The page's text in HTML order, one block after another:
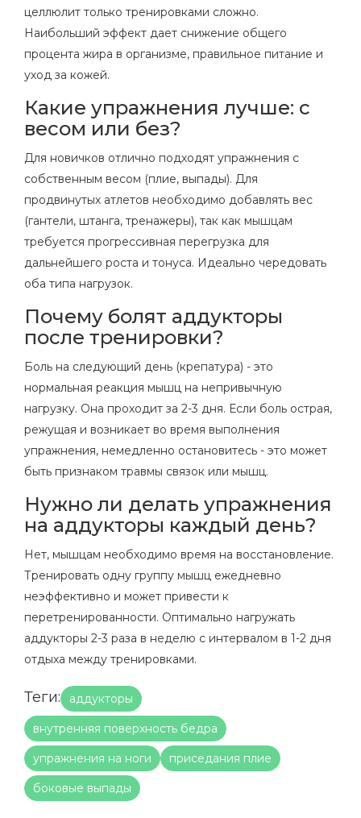
целлюлит только тренировками сложно.
Наибольший эффект дает снижение общего
процента жира в организме, правильное питание и
уход за кожей.
Какие упражнения лучше: с
весом или без?
Для новичков отлично подходят упражнения с
собственным весом (плие, выпады). Для
продвинутых атлетов необходимо добавлять вес
(гантели, штанга, тренажеры), так как мышцам
требуется прогрессивная перегрузка для
дальнейшего роста и тонуса. Идеально чередовать
оба типа нагрузок.
Почему болят аддукторы
после тренировки?
Боль на следующий день (крепатура) - это
нормальная реакция мышц на непривычную
нагрузку. Она проходит за 2-3 дня. Если боль острая,
режущая и возникает во время выполнения
упражнения, немедленно остановитесь - это может
быть признаком травмы связок или мышц.
Нужно ли делать упражнения
на аддукторы каждый день?
Нет, мышцам необходимо время на восстановление.
Тренировать одну группу мышц ежедневно
неэффективно и может привести к
перетренированности. Оптимально нагружать
аддукторы 2-3 раза в неделю с интервалом в 1-2 дня
отдыха между тренировками.
Теги: аддукторы
внутренняя поверхность бедра
упражнения на ноги приседания плие
боковые выпады